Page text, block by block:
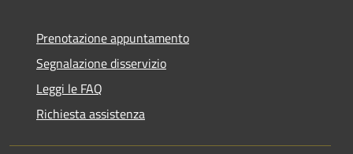
Prenotazione appuntamento
Segnalazione disservizio
Leggi le FAQ
Richiesta assistenza